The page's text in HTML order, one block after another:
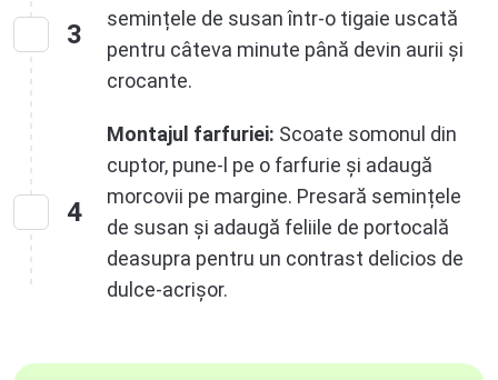
3
semințele de susan într-o tigaie uscată
pentru câteva minute până devin aurii și
crocante.
4
Montajul farfuriei: Scoate somonul din
cuptor, pune-l pe o farfurie și adaugă
morcovii pe margine. Presară semințele
de susan și adaugă feliile de portocală
deasupra pentru un contrast delicios de
dulce-acrișor.